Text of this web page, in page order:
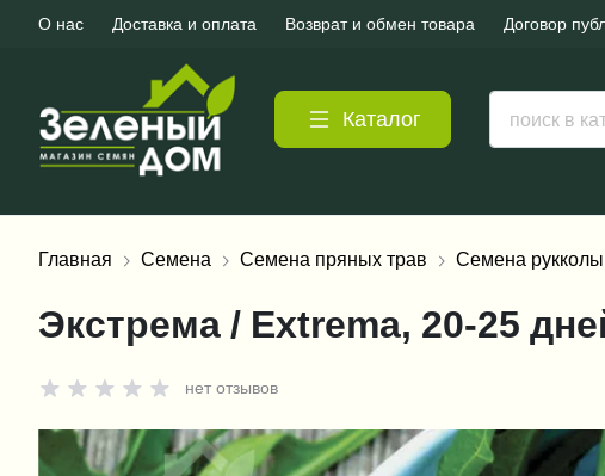
О нас Доставка и оплата Возврат и обмен товара Договор
Каталог
Главная Семена Семена пряных трав Семена рукколы
Экстрема / Extrema, 20-25
нет отзывов